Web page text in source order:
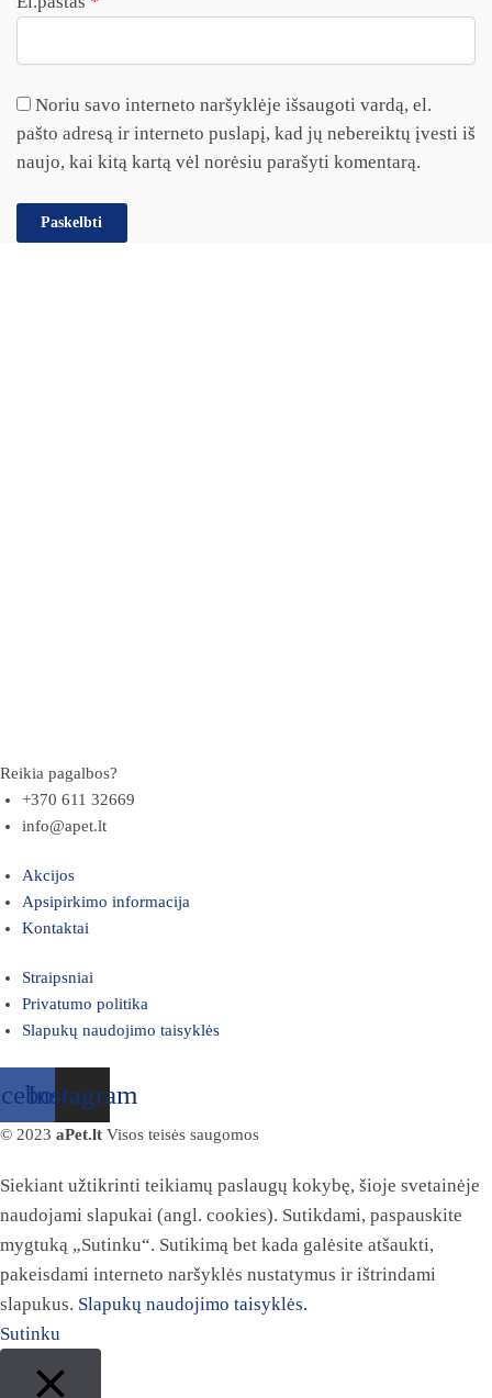
Noriu savo interneto naršyklėje išsaugoti vardą, el.
pašto adresą ir interneto puslapį, kad jų nebereiktų įvesti iš
naujo, kai kitą kartą vėl norėsiu parašyti komentarą.
Reikia pagalbos?
+370 611 32669
info@apet.lt
Akcijos
Apsipirkimo informacija
Kontaktai
Straipsniai
Privatumo politika
Slapukų naudojimo taisyklės
Instagram
© 2023 aPet.lt Visos teisės saugomos
Siekiant užtikrinti teikiamų paslaugų kokybę, šioje svetainėje
naudojami slapukai (angl. cookies). Sutikdami, paspauskite
mygtuką „Sutinku“. Sutikimą bet kada galėsite atšaukti,
pakeisdami interneto naršyklės nustatymus ir ištrindami
slapukus. Slapukų naudojimo taisyklės.
Sutinku